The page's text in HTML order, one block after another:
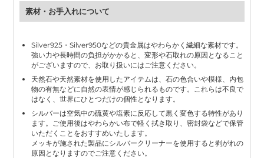
素材・お手入れについて
Silver925・Silver950などの貴金属はやわらかく繊細な素材です。
強い力や長時間の負担がかかると、変形や石取れの原因となること
がございますので、お取り扱いにはご注意ください。
天然石や天然素材を使用したアイテムは、石の色合いや模様、内包
物の有無などに自然の表情が感じられるものです。これらは不良で
はなく、世界にひとつだけの個性となります。
シルバーは空気中の硫黄や塩素に反応して黒く変色する特性があり
ます。ご使用後はやわらかい布で軽く拭き取り、密封袋などで保管
いただくことをおすすめいたします。
メッキが施された製品にシルバークリーナーを使用すると剥がれの
原因となりますのでご注意ください。